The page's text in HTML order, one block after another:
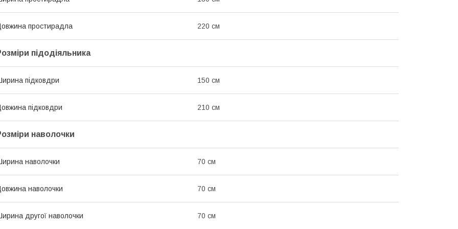
простирадла 220 см
підодіяльника
підковдри 150 см
підковдри 210 см
наволочки
наволочки 70 см
наволочки 70 см
другої наволочки 70 см